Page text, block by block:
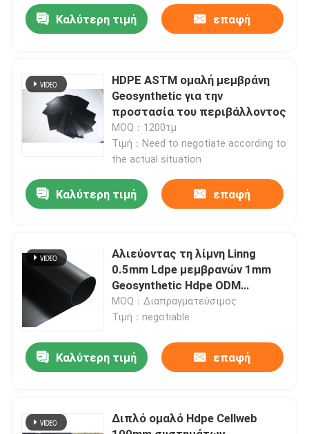
Καλύτερη τιμή επαφή
HDPE ASTM ομαλή μεμβράνη
Geosynthetic για την
προστασία του περιβάλλοντος
MOQ：1200τμ
Τιμή：Need to negotiate according to
the actual situation
Καλύτερη τιμή επαφή
Αλιεύοντας τη λίμνη Linng
0.5mm Ldpe μεμβρανών 1mm
Geosynthetic Hdpe ODM
Geomembrane
MOQ：Διαπραγματεύσιμος
Τιμή：negotiable
Καλύτερη τιμή επαφή
Διπλό ομαλό Hdpe Cellweb